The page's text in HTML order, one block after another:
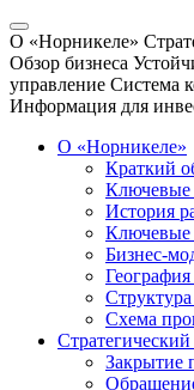
О «Норникеле»
Обзор бизнеса
управление Система
Информация для
О «Норникеле»
Краткий
Ключевые
История
Ключевые
Бизнес-
География
Схема
Стратегический
Закрытие